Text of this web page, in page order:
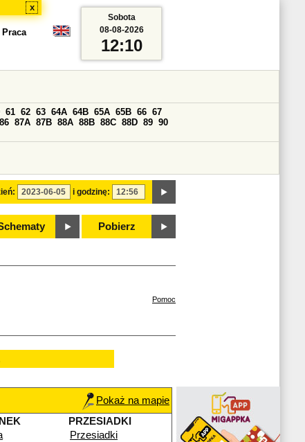
x
Praca
i godzinę:
61 62 63 64A 64B 65A 65B 66 67
86 87A 87B 88A 88B 88C 88D 89 90
Pobierz
Sobota
08-08-2026
12:10
Pomoc
Pokaż na mapie
PRZESIADKI
Przesiadki